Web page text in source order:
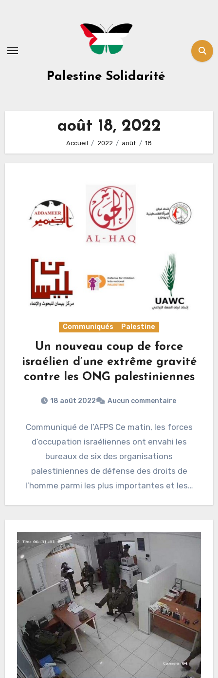
Palestine Solidarité
août 18, 2022
Accueil 2022 août 18
Communiqués Palestine
Un nouveau coup de force
israélien d’une extrême gravité
contre les ONG palestiniennes
18 août 2022 Aucun commentaire
Communiqué de l’AFPS Ce matin, les forces
d’occupation israéliennes ont envahi les
bureaux de six des organisations
palestiniennes de défense des droits de
l’homme parmi les plus importantes et les…